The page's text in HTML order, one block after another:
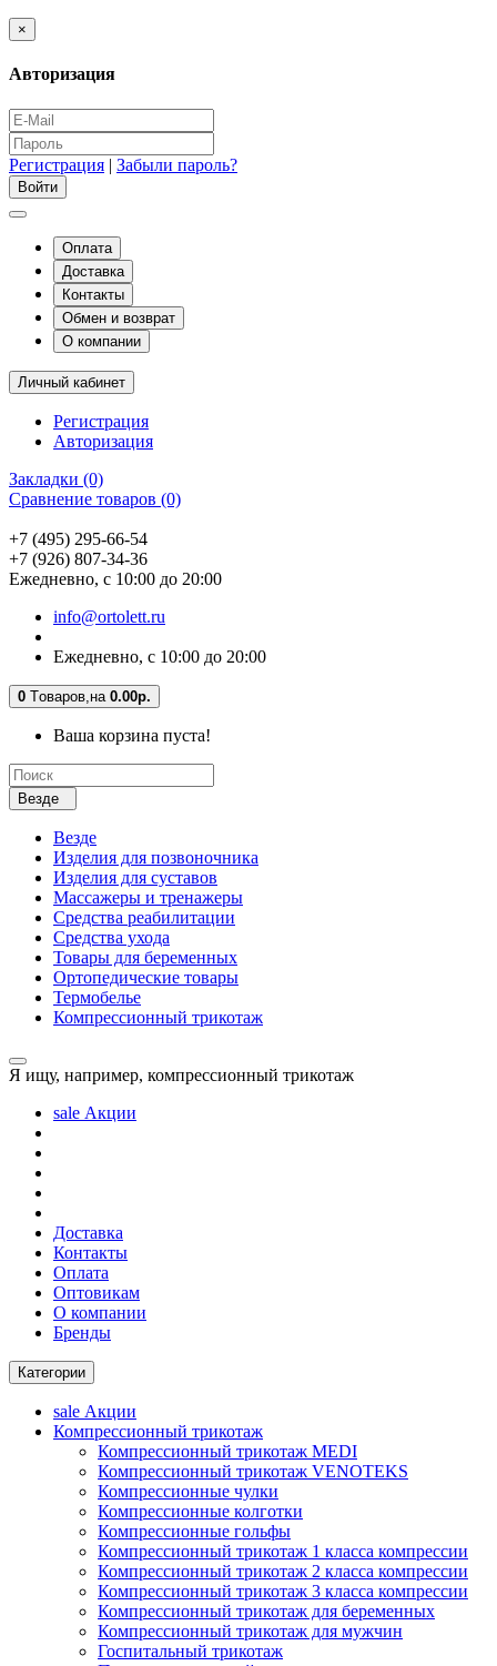
×
Авторизация
Регистрация | Забыли пароль?
Оплата
Доставка
Контакты
Обмен и возврат
О компании
Личный кабинет
Регистрация
Авторизация
Закладки (0)
Сравнение товаров (0)
+7 (495) 295-66-54
+7 (926) 807-34-36
Ежедневно, с 10:00 до 20:00
info@ortolett.ru
Ежедневно, с 10:00 до 20:00
0 Tоваров, на 0.00р.
Ваша корзина пуста!
Везде
Везде
Изделия для позвоночника
Изделия для суставов
Массажеры и тренажеры
Средства реабилитации
Средства ухода
Товары для беременных
Ортопедические товары
Термобелье
Компрессионный трикотаж
Я ищу, например, компрессионный трикотаж
sale Акции
Доставка
Контакты
Оплата
Оптовикам
О компании
Бренды
Категории
sale Акции
Компрессионный трикотаж
Компрессионный трикотаж MEDI
Компрессионный трикотаж VENOTEKS
Компрессионные чулки
Компрессионные колготки
Компрессионные гольфы
Компрессионный трикотаж 1 класса компрессии
Компрессионный трикотаж 2 класса компрессии
Компрессионный трикотаж 3 класса компрессии
Компрессионный трикотаж для беременных
Компрессионный трикотаж для мужчин
Госпитальный трикотаж